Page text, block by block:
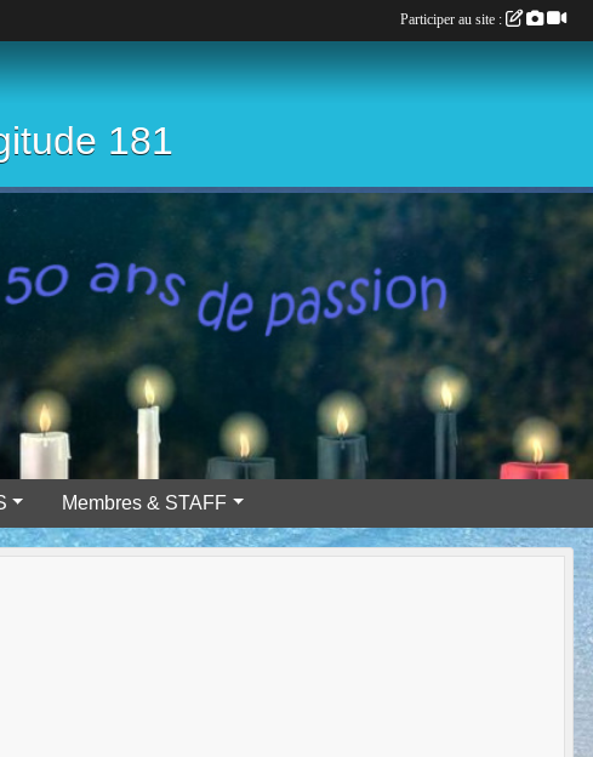
181
Membres & STAFF
Participer au site :